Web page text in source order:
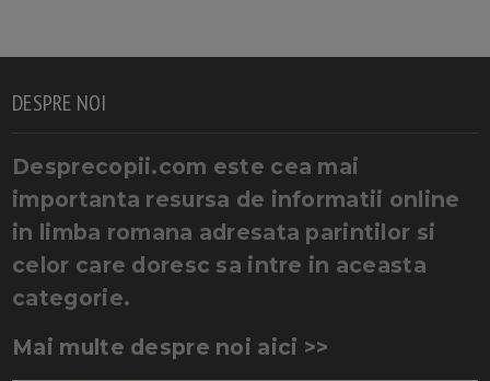
DESPRE NOI
Desprecopii.com este cea mai
importanta resursa de informatii online
in limba romana adresata parintilor si
celor care doresc sa intre in aceasta
categorie.
Mai multe despre noi aici >>